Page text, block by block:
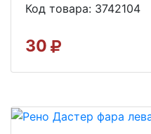
Код товара: 3742104
30